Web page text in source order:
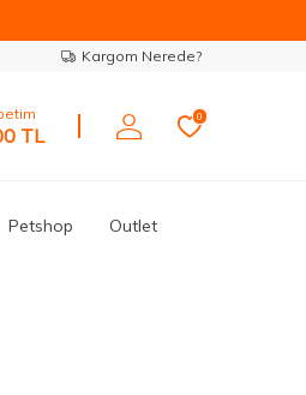
Kargom Nerede?
TL
0
Petshop Outlet